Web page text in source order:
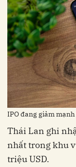
IPO đang giảm
Thái Lan ghi
nhất trong khu
triệu USD.